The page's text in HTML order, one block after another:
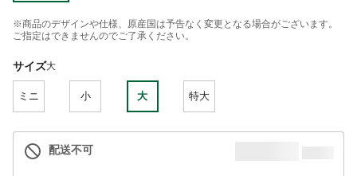
※商品のデザインや仕様、原産国は予告なく変更となる場合がございます。
ご指定はできませんのでご了承ください。
サイズ大
ミニ 小 大 特大
配送不可